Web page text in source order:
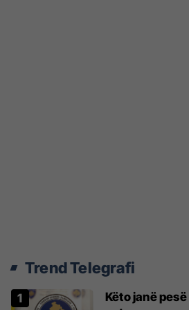
Trend Telegrafi
Këto janë